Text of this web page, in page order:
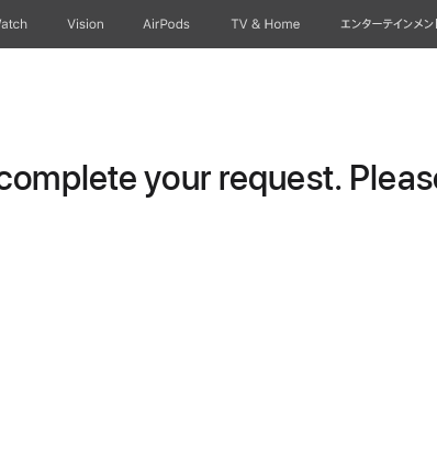
Vision AirPods TV & Home エンターテインメン
your request.